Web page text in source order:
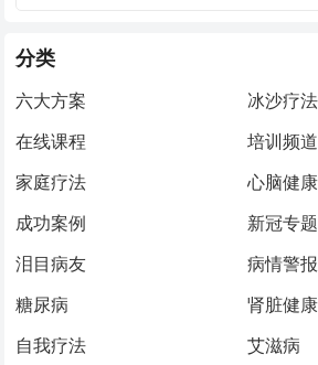
分类
六大方案
冰沙疗法
在线课程
培训频道
家庭疗法
心脑健康
成功案例
新冠专题
泪目病友
病情警报
糖尿病
肾脏健康
自我疗法
艾滋病